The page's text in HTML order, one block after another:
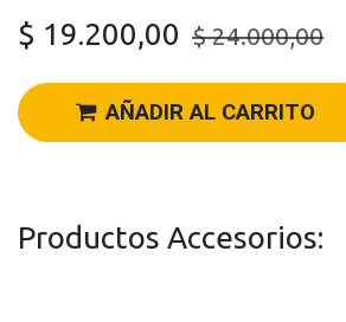
$ 19.200,00 $24.000,00
AÑADIR AL CARRITO
Productos Accesorios: